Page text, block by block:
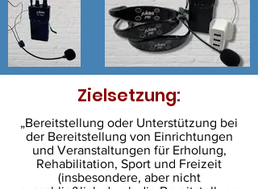
Zielsetzung:
„Bereitstellung oder Unterstützung bei
der Bereitstellung von Einrichtungen
und Veranstaltungen für Erholung,
Rehabilitation, Sport und Freizeit
(insbesondere, aber nicht